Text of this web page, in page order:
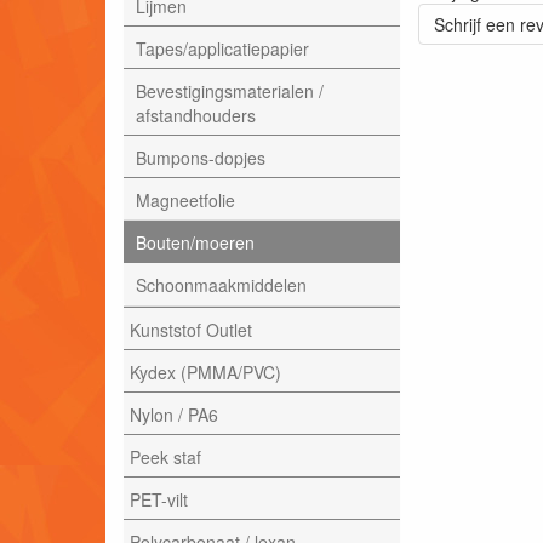
Lijmen
Tapes/applicatiepapier
Bevestigingsmaterialen /
afstandhouders
Bumpons-dopjes
Magneetfolie
Bouten/moeren
Schoonmaakmiddelen
Kunststof Outlet
Kydex (PMMA/PVC)
Nylon / PA6
Peek staf
PET-vilt
Schrijf een